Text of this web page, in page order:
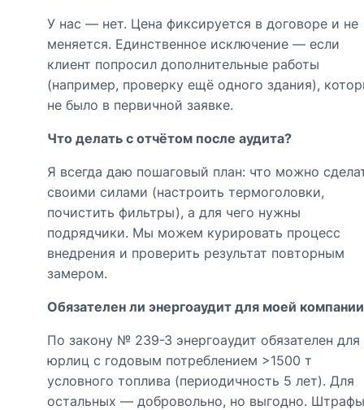
У нас — нет. Цена фиксируется в договоре и не
меняется. Единственное исключение — если
клиент попросил дополнительные работы
(например, проверку ещё одного здания),
не было в первичной заявке.
Что делать с отчётом после аудита?
Я всегда даю пошаговый план: что можно
своими силами (настроить термоголовки,
почистить фильтры), а для чего нужны
подрядчики. Мы можем курировать процесс
внедрения и проверить результат повторным
замером.
Обязателен ли энергоаудит для моей
По закону № 239-З энергоаудит обязателен для
юрлиц с годовым потреблением >1500 т
условного топлива (периодичность 5 лет). Для
остальных — добровольно, но выгодно. Штрафы